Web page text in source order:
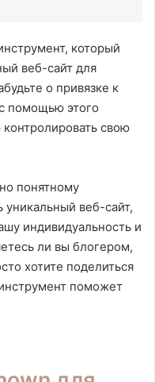
который
веб-сайт для
о привязке к
помощью этого
свою
понятному
веб-сайт,
индивидуальность и
ли вы блогером,
хотите поделиться
поможет